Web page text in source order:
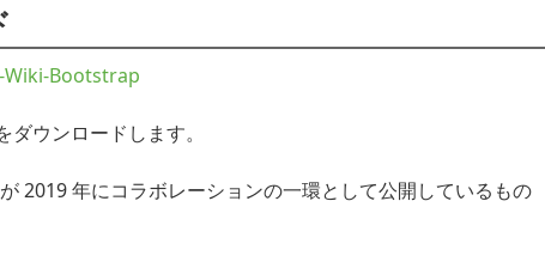
Bootstrap
ウンロードします。
2019 年にコラボレーションの一環として公開しているもの